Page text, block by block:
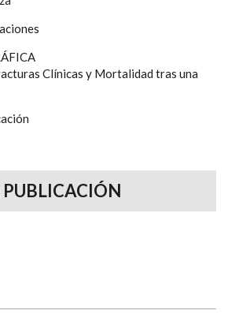
Clínicas y Mortalidad tras una